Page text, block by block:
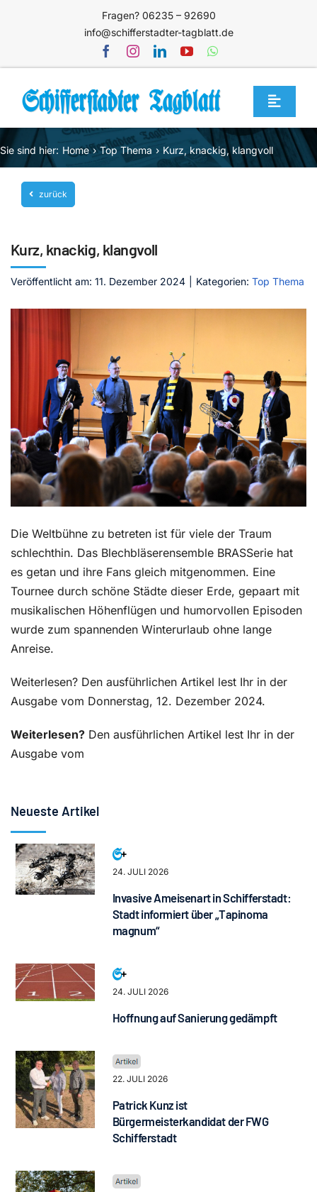
Fragen? 06235 – 92690
info@schifferstadter-tagblatt.de
Toggle
Home
Themen
Blog
Service
Mediathek
Jetzt abonnieren
Kontakt
Sie sind hier: Home Top Thema Kurz, knackig, klangvoll
zurück
Kurz, knackig, klangvoll
Veröffentlicht am: 11. Dezember 2024 Kategorien: Top Thema
Die Weltbühne zu betreten ist für viele der Traum
schlechthin. Das Blechbläserensemble BRASSerie hat
es getan und ihre Fans gleich mitgenommen. Eine
Tournee durch schöne Städte dieser Erde, gepaart mit
musikalischen Höhenflügen und humorvollen Episoden
wurde zum spannenden Winterurlaub ohne lange
Anreise.
Weiterlesen? Den ausführlichen Artikel lest Ihr in der
Ausgabe vom Donnerstag, 12. Dezember 2024.
Weiterlesen? Den ausführlichen Artikel lest Ihr in der
Ausgabe vom
Neueste Artikel
24. JULI 2026
Invasive Ameisenart in Schifferstadt:
Stadt informiert über „Tapinoma
magnum“
24. JULI 2026
Hoffnung auf Sanierung gedämpft
22. JULI 2026
Patrick Kunz ist
Bürgermeisterkandidat der FWG
Schifferstadt